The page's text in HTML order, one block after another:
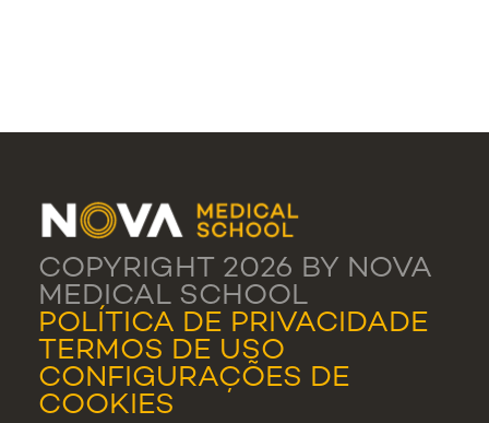
COPYRIGHT 2026 BY NOVA
MEDICAL SCHOOL
POLÍTICA DE PRIVACIDADE
TERMOS DE USO
CONFIGURAÇÕES DE
COOKIES